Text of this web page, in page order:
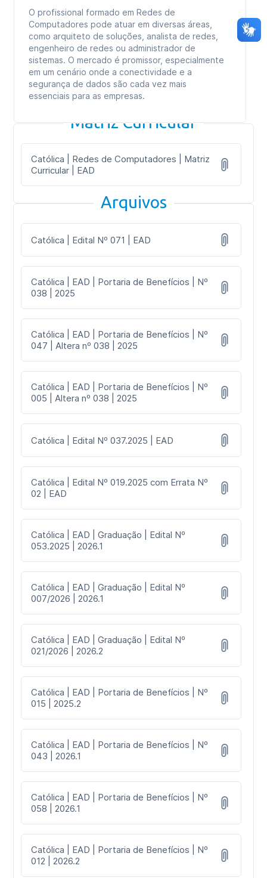
O profissional formado em Redes de
Computadores pode atuar em diversas áreas,
como arquiteto de soluções, analista de redes,
engenheiro de redes ou administrador de
sistemas. O mercado é promissor, especialmente
em um cenário onde a conectividade e a
segurança de dados são cada vez mais
essenciais para as empresas.
Matriz Curricular
Católica | Redes de Computadores | Matriz
Curricular | EAD
Arquivos
Católica | Edital Nº 071 | EAD
Católica | EAD | Portaria de Benefícios | Nº
038 | 2025
Católica | EAD | Portaria de Benefícios | Nº
047 | Altera nº 038 | 2025
Católica | EAD | Portaria de Benefícios | Nº
005 | Altera nº 038 | 2025
Católica | Edital Nº 037.2025 | EAD
Católica | Edital Nº 019.2025 com Errata Nº
02 | EAD
Católica | EAD | Graduação | Edital Nº
053.2025 | 2026.1
Católica | EAD | Graduação | Edital Nº
007/2026 | 2026.1
Católica | EAD | Graduação | Edital Nº
021/2026 | 2026.2
Católica | EAD | Portaria de Benefícios | Nº
015 | 2025.2
Católica | EAD | Portaria de Benefícios | Nº
043 | 2026.1
Católica | EAD | Portaria de Benefícios | Nº
058 | 2026.1
Católica | EAD | Portaria de Benefícios | Nº
012 | 2026.2